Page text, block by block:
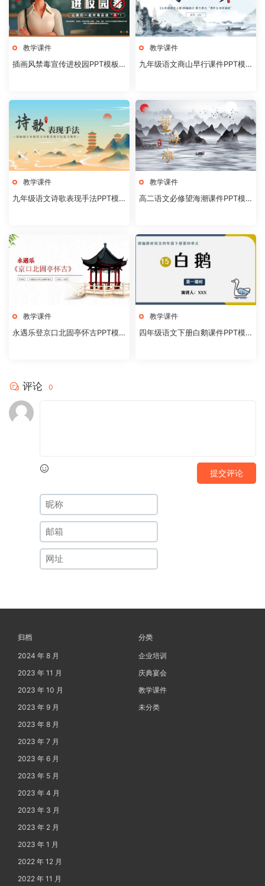
教学课件
插画风禁毒宣传进校园PPT模板2
教学课件
九年级语文商山早行课件PPT模
教学课件
九年级语文诗歌表现手法PPT模
教学课件
高二语文必修望海潮课件PPT模
教学课件
永遇乐登京口北固亭怀古PPT模
教学课件
四年级语文下册白鹅课件PPT模
评论 0
提交评论
归档
2024 年 8 月
2023 年 11 月
2023 年 10 月
2023 年 9 月
2023 年 8 月
2023 年 7 月
2023 年 6 月
2023 年 5 月
2023 年 4 月
2023 年 3 月
2023 年 2 月
2023 年 1 月
2022 年 12 月
2022 年 11 月
分类
企业培训
庆典宴会
教学课件
未分类